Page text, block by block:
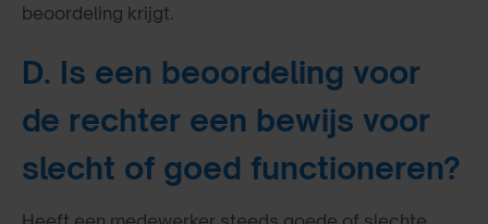
beoordeling krijgt.
D. Is een beoordeling voor
de rechter een bewijs voor
slecht of goed functioneren?